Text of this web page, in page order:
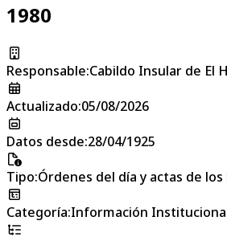
1980
Responsable:Cabildo Insular de El
Actualizado:05/08/2026
Datos desde:28/04/1925
Tipo:Órdenes del día y actas de los
Categoría:Información